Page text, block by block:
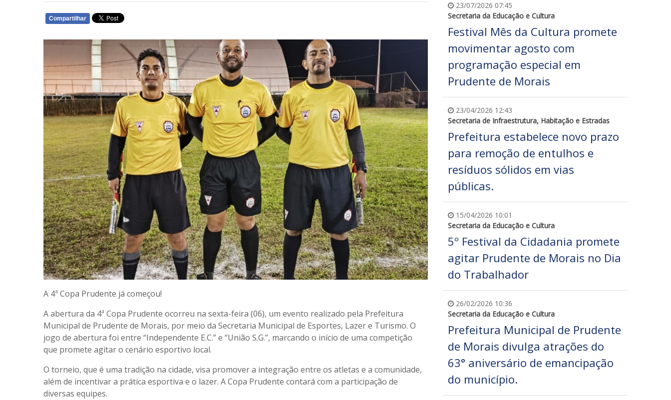
Compartilhar
A 4ª Copa Prudente já começou!
A abertura da 4ª Copa Prudente ocorreu na sexta-feira (06), um evento realizado pela Prefeitura
Municipal de Prudente de Morais, por meio da Secretaria Municipal de Esportes, Lazer e Turismo. O
jogo de abertura foi entre “Independente E.C.” e “União S.G.”, marcando o início de uma competição
que promete agitar o cenário esportivo local.
O torneio, que é uma tradição na cidade, visa promover a integração entre os atletas e a comunidade,
além de incentivar a prática esportiva e o lazer. A Copa Prudente contará com a participação de
diversas equipes.
23/07/2026 07:45
Secretaria da Educação e Cultura
Festival Mês da Cultura promete
movimentar agosto com
programação especial em
Prudente de Morais
23/04/2026 12:43
Secretaria de Infraestrutura, Habitação e Estradas
Prefeitura estabelece novo prazo
para remoção de entulhos e
resíduos sólidos em vias
públicas.
15/04/2026 10:01
Secretaria da Educação e Cultura
5º Festival da Cidadania promete
agitar Prudente de Morais no Dia
do Trabalhador
26/02/2026 10:36
Secretaria da Educação e Cultura
Prefeitura Municipal de Prudente
de Morais divulga atrações do
63° aniversário de emancipação
do município.